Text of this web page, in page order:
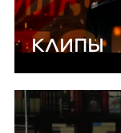
КЛИПЫ